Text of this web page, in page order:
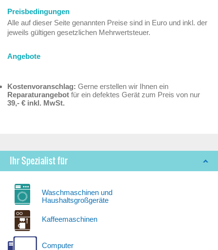
Preisbedingungen
Alle auf dieser Seite genannten Preise sind in Euro und inkl. der
jeweils gültigen gesetzlichen Mehrwertsteuer.
Angebote
Kostenvoranschlag: Gerne erstellen wir Ihnen ein
Reparaturangebot für ein defektes Gerät zum Preis von nur
39,- € inkl. MwSt.
Ihr Spezialist für
Waschmaschinen und
Haushaltsgroßgeräte
Kaffeemaschinen
Computer